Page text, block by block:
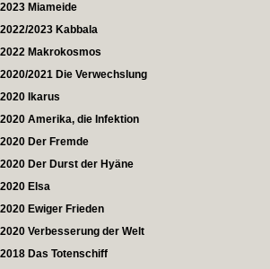
2023 Miameide
2022/2023 Kabbala
2022 Makrokosmos
2020/2021 Die Verwechslung
2020 Ikarus
2020 Amerika, die Infektion
2020 Der Fremde
2020 Der Durst der Hyäne
2020 Elsa
2020 Ewiger Frieden
2020 Verbesserung der Welt
2018 Das Totenschiff